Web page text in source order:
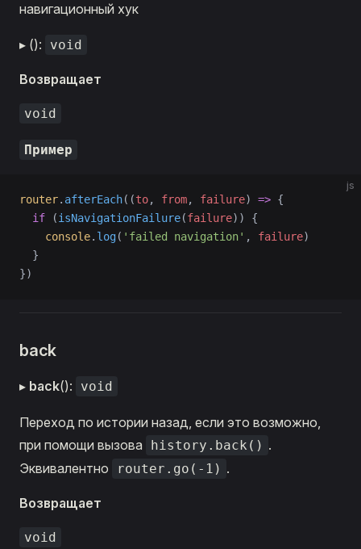
навигационный хук
▸ (): void
Возвращает
void
Пример
js
router. afterEach((to, from, failure) => {
  if
(isNavigationFailure(failure)) {
    console
. log( 'failed navigation' , failure)
  }
})
back
▸ back(): void
Переход по истории назад, если это возможно,
при помощи вызова
history.back() .
Эквивалентно
router.go(-1) .
Возвращает
void